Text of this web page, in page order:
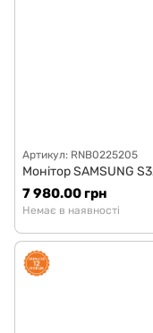
Артикул: RNB0225205
Монітор SAMSUNG
7 980.00 грн
Немає в наявності